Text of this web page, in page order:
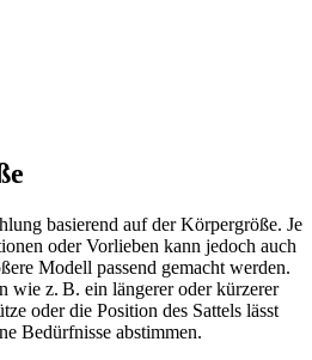
basierend auf der Körpergröße. Je
oder Vorlieben kann jedoch auch
Modell passend gemacht werden.
wie z. B. ein längerer oder kürzerer
oder die Position des Sattels lässt
Bedürfnisse abstimmen.